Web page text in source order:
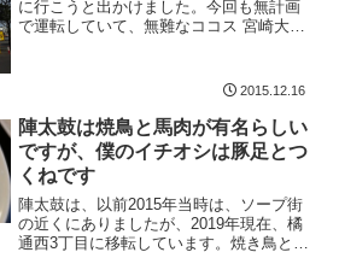
に行こうと出かけました。今回も無計画
で運転していて、無難なココス 宮崎大島
ナの道向かいになりますねファミリー向
2015.12.16
陣太鼓は焼鳥と馬肉が有名らしい
ですが、僕のイチオシは豚足とつ
くねです
陣太鼓は、以前2015年当時は、ソープ街
の近くにありましたが、2019年現在、橘
通西3丁目に移転しています。焼き鳥とか